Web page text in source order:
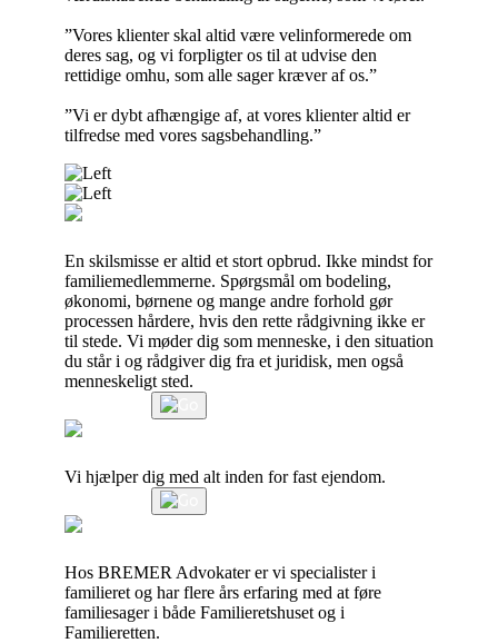
”Vores klienter skal altid være velinformerede om
deres sag, og vi forpligter os til at udvise den
rettidige omhu, som alle sager kræver af os.”
”Vi er dybt afhængige af, at vores klienter altid er
tilfredse med vores sagsbehandling.”
En skilsmisse er altid et stort opbrud. Ikke mindst for
familiemedlemmerne. Spørgsmål om bodeling,
økonomi, børnene og mange andre forhold gør
processen hårdere, hvis den rette rådgivning ikke er
til stede. Vi møder dig som menneske, i den situation
du står i og rådgiver dig fra et juridisk, men også
menneskeligt sted.
Vi hjælper dig med alt inden for fast ejendom.
Hos BREMER Advokater er vi specialister i
familieret og har flere års erfaring med at føre
familiesager i både Familieretshuset og i
Familieretten.